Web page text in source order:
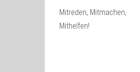
Mitreden, Mitmachen,
Mithelfen!